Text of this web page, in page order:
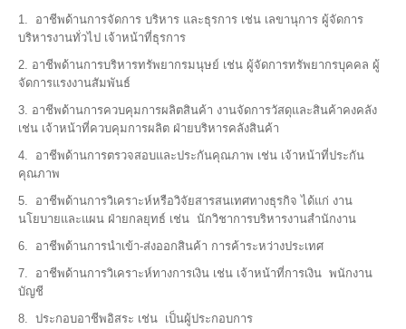
1. อาชีพด้านการจัดการ บริหาร และธุรการ เช่น เลขานุการ ผู้จัดการ
บริหารงานทั่วไป เจ้าหน้าที่ธุรการ
2. อาชีพด้านการบริหารทรัพยากรมนุษย์ เช่น ผู้จัดการทรัพยากรบุคคล ผู้
จัดการแรงงานสัมพันธ์
3. อาชีพด้านการควบคุมการผลิตสินค้า งานจัดการวัสดุและสินค้าคงคลัง
เช่น เจ้าหน้าที่ควบคุมการผลิต ฝ่ายบริหารคลังสินค้า
4. อาชีพด้านการตรวจสอบและประกันคุณภาพ เช่น เจ้าหน้าที่ประกัน
คุณภาพ
5. อาชีพด้านการวิเคราะห์หรือวิจัยสารสนเทศทางธุรกิจ ได้แก่ งาน
นโยบายและแผน ฝ่ายกลยุทธ์ เช่น นักวิชาการบริหารงานสำนักงาน
6. อาชีพด้านการนำเข้า-ส่งออกสินค้า การค้าระหว่างประเทศ
7. อาชีพด้านการวิเคราะห์ทางการเงิน เช่น เจ้าหน้าที่การเงิน พนักงาน
บัญชี
8. ประกอบอาชีพอิสระ เช่น เป็นผู้ประกอบการ